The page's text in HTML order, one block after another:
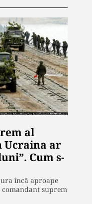
al
Ucraina ar
Cum s-
încă aproape
suprem